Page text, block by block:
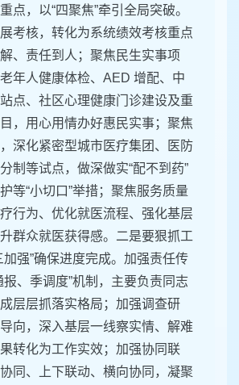
点，以“四聚焦”牵引全局突破。
考核，转化为系统绩效考核重点
、责任到人；聚焦民生实事项
年人健康体检、AED 增配、中
点、社区心理健康门诊建设及重
，用心用情办好惠民实事；聚焦
深化紧密型城市医疗集团、医防
制等试点，做深做实“配不到药”
等“小切口”举措；聚焦服务质量
行为、优化就医流程、强化基层
群众就医获得感。二是要狠抓工
加强”确保进度完成。加强责任传
报、季调度”机制，主要负责同志
层层抓落实格局；加强调查研
向，深入基层一线察实情、解难
转化为工作实效；加强协同联
同、上下联动、横向协同，凝聚